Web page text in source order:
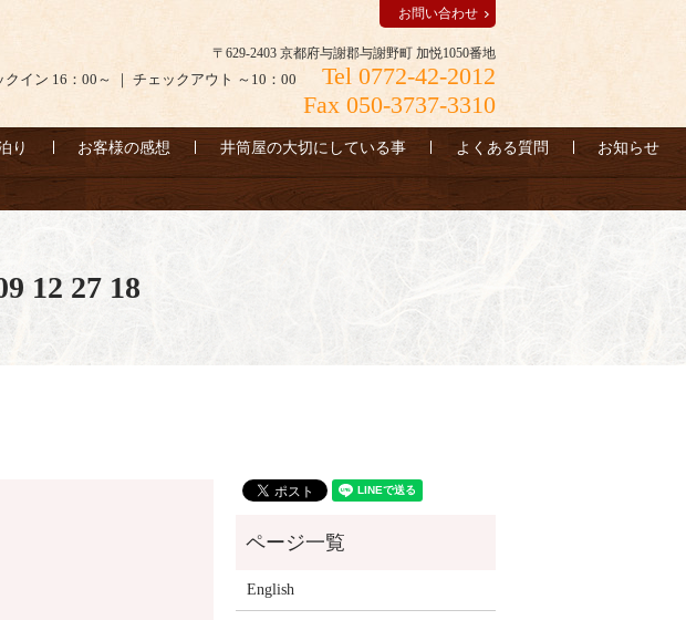
〒629-2403 京都府与謝郡与謝野町 加悦1050番地
クイン 16：00～ ｜ チェックアウト ～10：00
Tel 0772-42-2012
Fax 050-3737-3310
お問い合わせ
り お客様の感想 井筒屋の大切にしている事 よくある質問 お知らせ
12 27 18
English